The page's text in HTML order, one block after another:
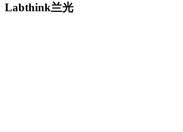
Labthink兰光